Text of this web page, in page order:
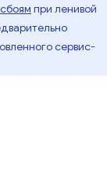
при ленивой
сервис-